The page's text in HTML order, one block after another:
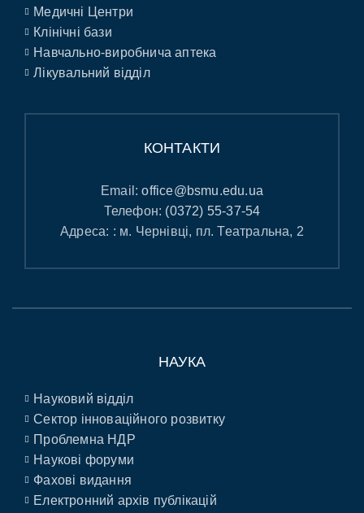
Медичні Центри
Клінічні бази
Навчально-виробнича аптека
Лікувальний відділ
КОНТАКТИ
Email:office@bsmu.edu.ua
Телефон: (0372) 55-37-54
Адреса: : м. Чернівці, пл. Театральна, 2
НАУКА
Науковий відділ
Сектор інноваційного розвитку
Проблемна НДР
Наукові форуми
Фахові видання
Електронний архів публікацій